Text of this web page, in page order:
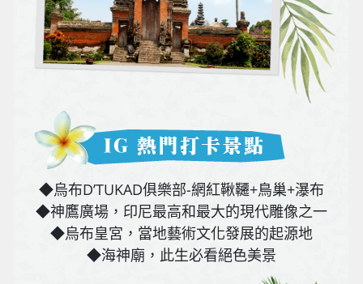
◆烏布D’TUKAD俱樂部-網紅鞦韆+鳥巢+瀑布
◆神鷹廣場，印尼最高和最大的現代雕像之一
◆烏布皇宮，當地藝術文化發展的起源地
◆海神廟，此生必看絕色美景